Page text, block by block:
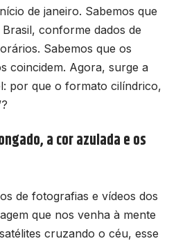
de janeiro. Sabemos que
conforme dados de
Sabemos que os
coincidem. Agora, surge a
por que o formato cilíndrico,
a cor azulada e os
de fotografias e vídeos dos
que nos venha à mente
cruzando o céu, esse